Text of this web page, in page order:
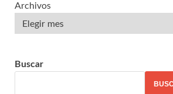
Archivos
Buscar